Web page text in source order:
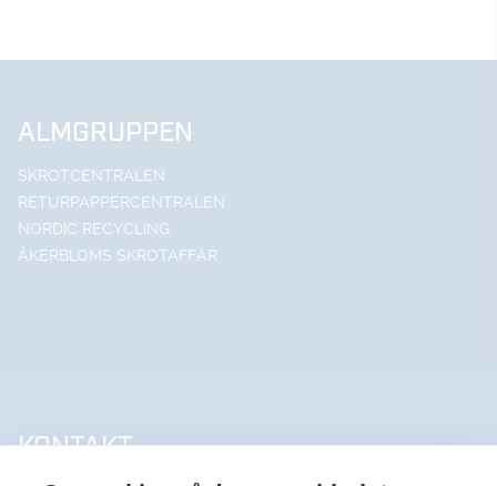
ALMGRUPPEN
SKROTCENTRALEN
RETURPAPPERCENTRALEN
NORDIC RECYCLING
ÅKERBLOMS SKROTAFFÄR
KONTAKT